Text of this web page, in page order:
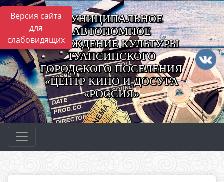
Версия сайта
для
слабовидящих
МУНИЦИПАЛЬНОЕ
АВТОНОМНОЕ
УЧРЕЖДЕНИЕ КУЛЬТУРЫ
ТУАПСИНСКОГО
ГОРОДСКОГО ПОСЕЛЕНИЯ
«ЦЕНТР КИНО И ДОСУГА
«РОССИЯ»